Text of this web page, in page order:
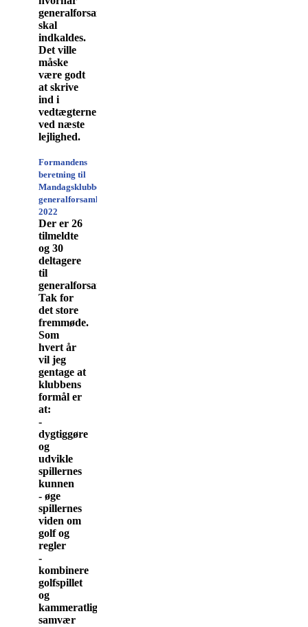
generalforsamlingen
skal
indkaldes.
Det ville
måske
være godt
at skrive
ind i
vedtægterne
ved næste
lejlighed.
Formandens
beretning til
Mandagsklubbens
generalforsamling
2022
Der er 26
tilmeldte
og 30
deltagere
til
generalforsamlingen.
Tak for
det store
fremmøde.
Som
hvert år
vil jeg
gentage at
klubbens
formål er
at:
-
dygtiggøre
og
udvikle
spillernes
kunnen
- øge
spillernes
viden om
golf og
regler
-
kombinere
golfspillet
og
kammeratligt
samvær